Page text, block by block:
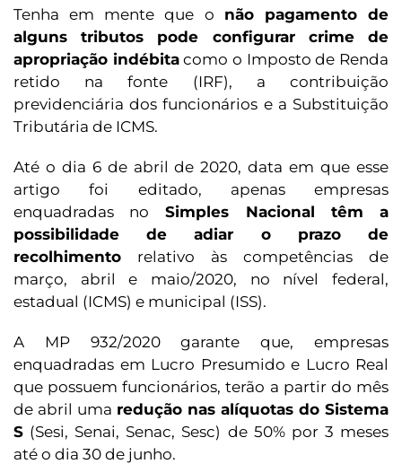
Tenha em mente que o não pagamento de
alguns tributos pode configurar crime de
apropriação indébitacomo o Imposto de Renda
retido na fonte (IRF), a contribuição
previdenciária dos funcionários e a Substituição
Tributária de ICMS.
Até o dia 6 de abril de 2020, data em que esse
artigo foi editado, apenas empresas
enquadradas no Simples Nacional têm a
possibilidade de adiar o prazo de
recolhimento relativo às competências de
março, abril e maio/2020, no nível federal,
estadual (ICMS) e municipal (ISS).
A MP 932/2020 garante que, empresas
enquadradas em Lucro Presumido e Lucro Real
que possuem funcionários, terão a partir do mês
de abril uma redução nas alíquotas do Sistema
S (Sesi, Senai, Senac, Sesc) de 50% por 3 meses
até o dia 30 de junho.